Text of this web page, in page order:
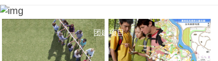
团建项目